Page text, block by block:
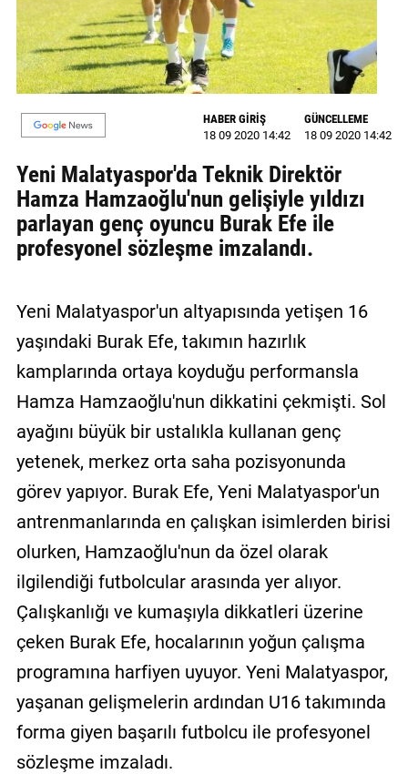
BİZE
ULAŞIN
Künye
Sözleşmesi
Kullanıcı
Sözleşmesi
HABER GİRİŞ
18 09 2020 14:42
GÜNCELLEME
18 09 2020 14:42
Yeni Malatyaspor'da Teknik Direktör
Hamza Hamzaoğlu'nun gelişiyle yıldızı
parlayan genç oyuncu Burak Efe ile
profesyonel sözleşme imzalandı.
Yeni Malatyaspor'un altyapısında yetişen 16
yaşındaki Burak Efe, takımın hazırlık
kamplarında ortaya koyduğu performansla
Hamza Hamzaoğlu'nun dikkatini çekmişti. Sol
ayağını büyük bir ustalıkla kullanan genç
yetenek, merkez orta saha pozisyonunda
görev yapıyor. Burak Efe, Yeni Malatyaspor'un
antrenmanlarında en çalışkan isimlerden birisi
olurken, Hamzaoğlu'nun da özel olarak
ilgilendiği futbolcular arasında yer alıyor.
Çalışkanlığı ve kumaşıyla dikkatleri üzerine
çeken Burak Efe, hocalarının yoğun çalışma
programına harfiyen uyuyor. Yeni Malatyaspor,
yaşanan gelişmelerin ardından U16 takımında
forma giyen başarılı futbolcu ile profesyonel
sözleşme imzaladı.